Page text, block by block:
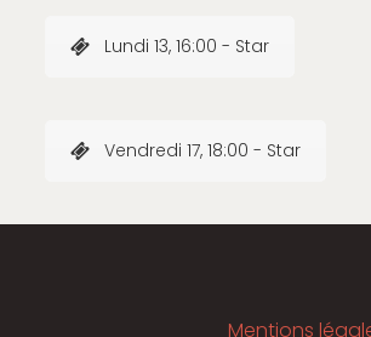
Lundi 13, 16:00 - Star
Vendredi 17, 18:00 - Star
Mentions